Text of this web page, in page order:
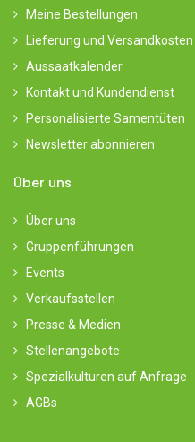
Meine Bestellungen
Lieferung und Versandkosten
Aussaatkalender
Kontakt und Kundendienst
Personalisierte Samentüten
Newsletter abonnieren
Über uns
Über uns
Gruppenführungen
Events
Verkaufsstellen
Presse & Medien
Stellenangebote
Spezialkulturen auf Anfrage
AGBs